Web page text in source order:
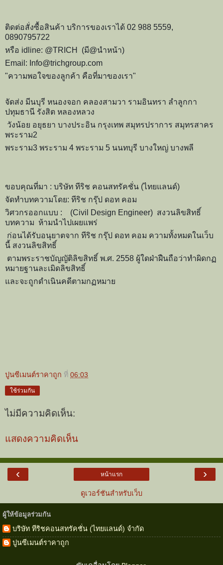
ติดต่อสั่งซื้อสินค้า บริการของเราได้ 02 988 5559,
0890795722
หรือ idline: @TRICH (มี@นำหน้า)
Email: Info@trichgroup.com
"ความพอใจของลูกค้า คือที่มาของเรา"
จัดส่ง มีนบุรี หนองจอก คลองสามวา รามอินทรา ลำลูกกา
ปทุมธานี รังสิต หลองหลวง
วังน้อย อยุธยา บางประอิน กรุงเทพ สมุทรปราการ สมุทรสาคร
พระราม2
พระราม3 พระราม 4 พระราม 5 นนทบุรี บางใหญ่ บางพลี
ขอบคุณที่มา : บริษัท ทีริช คอนสทรัคชั่น (ไทยแลนด์)
จัดทำบทความโดย: ทีริช กรุ๊ป ดอท คอม
วิศวกรออกแบบ : (Civil Design Engineer) สงวนลิขสิทธิ์
บทความ ห้ามนำไปเผยแพร่
ก่อนได้รับอนุยาตจาก ทีริช กรุ๊ป ดอท คอม ความทั้งหมดในเว็บ
นี้ สงวนลิขสิทธิ์
ตามพระราชบัญญัติลิขสิทธิ์ พ.ศ. 2558 ผู้ใดฝ่าฝืนถือว่าทำผิดกฏ
หมายฐานละเมิดลิขสิทธิ์
และจะถูกดำเนินคดีตามกฏหมาย
ปูนซีเมนต์ราคาถูก ที่ 06:03
ใช้ร่วมกัน
ไม่มีความคิดเห็น:
แสดงความคิดเห็น
‹ ›
หน้าแรก
ดูเวอร์ชันสำหรับเว็บ
ผู้ให้ข้อมูลร่วมกัน
บริษัท ทีริชคอนสทรัคชั่น (ไทยแลนด์) จำกัด
ปูนซีเมนต์ราคาถูก